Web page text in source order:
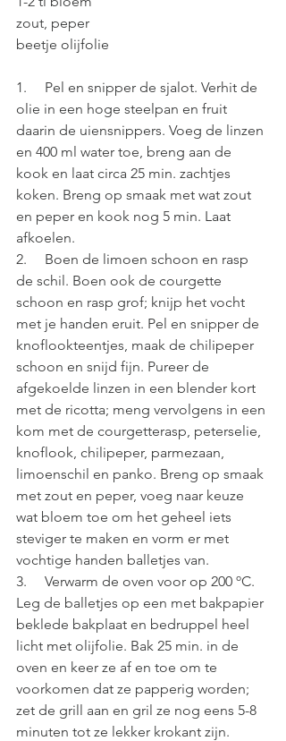
zout, peper
beetje olijfolie
1.     Pel en snipper de sjalot. Verhit de
olie in een hoge steelpan en fruit
daarin de uiensnippers. Voeg de linzen
en 400 ml water toe, breng aan de
kook en laat circa 25 min. zachtjes
koken. Breng op smaak met wat zout
en peper en kook nog 5 min. Laat
afkoelen.
2.     Boen de limoen schoon en rasp
de schil. Boen ook de courgette
schoon en rasp grof; knijp het vocht
met je handen eruit. Pel en snipper de
knoflookteentjes, maak de chilipeper
schoon en snijd fijn. Pureer de
afgekoelde linzen in een blender kort
met de ricotta; meng vervolgens in een
kom met de courgetterasp, peterselie,
knoflook, chilipeper, parmezaan,
limoenschil en panko. Breng op smaak
met zout en peper, voeg naar keuze
wat bloem toe om het geheel iets
steviger te maken en vorm er met
vochtige handen balletjes van.
3.     Verwarm de oven voor op 200 ºC.
Leg de balletjes op een met bakpapier
beklede bakplaat en bedruppel heel
licht met olijfolie. Bak 25 min. in de
oven en keer ze af en toe om te
voorkomen dat ze papperig worden;
zet de grill aan en gril ze nog eens 5-8
minuten tot ze lekker krokant zijn.